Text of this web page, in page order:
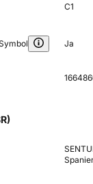
C1
Ja